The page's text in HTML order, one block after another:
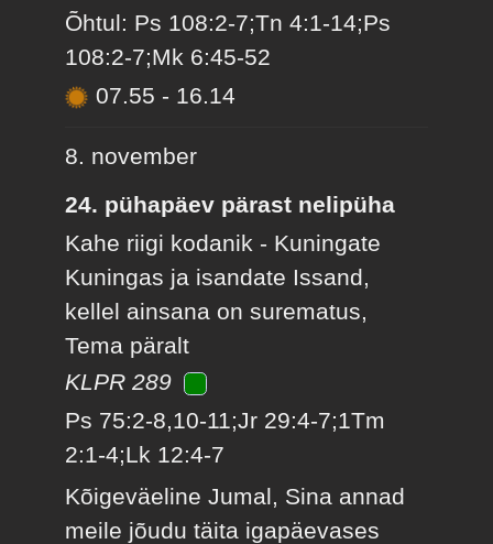
Õhtul: Ps 108:2-7;Tn 4:1-14;Ps
108:2-7;Mk 6:45-52
07.55 - 16.14
8. november
24. pühapäev pärast nelipüha
Kahe riigi kodanik - Kuningate
Kuningas ja isandate Issand,
kellel ainsana on surematus,
Tema päralt
KLPR 289
Ps 75:2-8,10-11;Jr 29:4-7;1Tm
2:1-4;Lk 12:4-7
Kõigeväeline Jumal, Sina annad
meile jõudu täita igapäevases